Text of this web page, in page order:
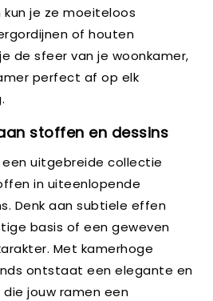
je ze moeiteloos
of houten
de sfeer van je woonkamer,
perfect af op elk
stoffen en dessins
een uitgebreide collectie
in uiteenlopende
Denk aan subtiele effen
basis of een geweven
Met kamerhoge
ontstaat een elegante en
jouw ramen een